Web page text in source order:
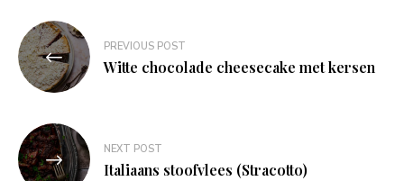
Bericht
navigatie
PREVIOUS POST
Witte chocolade cheesecake met kersen
NEXT POST
Italiaans stoofvlees (Stracotto)